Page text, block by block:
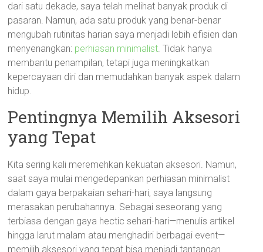
dari satu dekade, saya telah melihat banyak produk di
pasaran. Namun, ada satu produk yang benar-benar
mengubah rutinitas harian saya menjadi lebih efisien dan
menyenangkan: perhiasan minimalist. Tidak hanya
membantu penampilan, tetapi juga meningkatkan
kepercayaan diri dan memudahkan banyak aspek dalam
hidup.
Pentingnya Memilih Aksesori
yang Tepat
Kita sering kali meremehkan kekuatan aksesori. Namun,
saat saya mulai mengedepankan perhiasan minimalist
dalam gaya berpakaian sehari-hari, saya langsung
merasakan perubahannya. Sebagai seseorang yang
terbiasa dengan gaya hectic sehari-hari—menulis artikel
hingga larut malam atau menghadiri berbagai event—
memilih aksesori yang tepat bisa menjadi tantangan